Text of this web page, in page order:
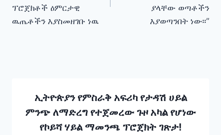
ፕሮጀክቶች ዕምርታዊ
ዉጤቶችን እያስመዘገቡ ነዉ
ያላቸው ወጣቶችን
እያወጣንበት ነው፡፡”
ኢትዮጵያን የምስራቅ አፍሪካ የታዳሽ ሀይል
ምንጭ ለማድረግ የተጀመረው ጉዞ አካል የሆነው
የኮይሻ ሃይል ማመንጫ ፕሮጀክት ገጽታ!